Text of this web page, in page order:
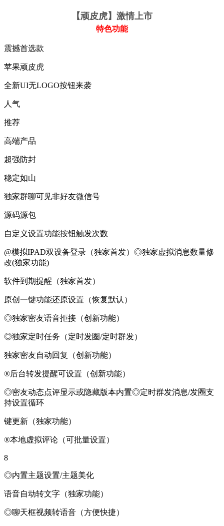
【顽皮虎】激情上市
特色功能
震撼首选款
苹果顽皮虎
全新UI无LOGO按钮来袭
人气
推荐
高端产品
超强防封
稳定如山
独家群聊可见非好友微信号
源码源包
自定义设置功能按钮触发次数
@模拟IPAD双设备登录（独家首发）◎独家虚拟消息数量修
改(独家功能)
软件到期提醒（独家首发）
原创一键功能还原设置（恢复默认）
◎独家密友语音拒接（创新功能）
◎独家定时任务（定时发圈/定时群发）
独家密友自动回复（创新功能）
®后台转发提醒可设置（创新功能）
◎密友动态点评显示或隐藏版本内置◎定时群发消息/发圈支
持设置循环
键更新（独家功能）
®本地虚拟评论（可批量设置）
8
◎内置主题设置/主题美化
语音自动转文字（独家功能）
◎聊天框视频转语音（方便快捷）